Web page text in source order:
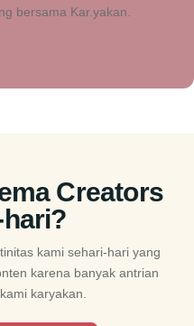
bersama Kar.yakan.
Creators
kami sehari-hari yang
karena banyak antrian
karyakan.